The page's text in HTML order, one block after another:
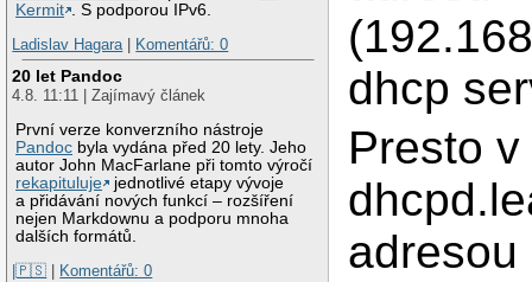
Kermit
. S podporou IPv6.
Ladislav Hagara| Komentářů: 0
20 let Pandoc
4.8. 11:11 | Zajímavý článek
První verze konverzního nástroje
Pandoc byla vydána před 20 lety. Jeho
autor John MacFarlane při tomto výročí
rekapituluje
jednotlivé etapy vývoje
a přidávání nových funkcí – rozšíření
nejen Markdownu a podporu mnoha
dalších formátů.
|🇵🇸
Komentářů: 0
dhcp
Presto v
adresou